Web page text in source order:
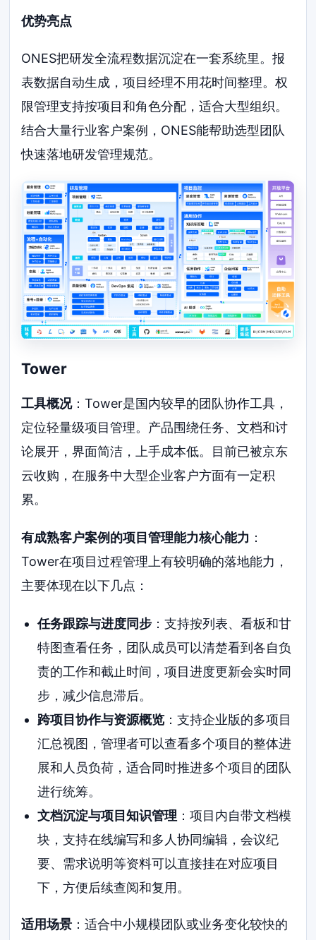
优势亮点
ONES把研发全流程数据沉淀在一套系统里。报
表数据自动生成，项目经理不用花时间整理。权
限管理支持按项目和角色分配，适合大型组织。
结合大量行业客户案例，ONES能帮助选型团队
快速落地研发管理规范。
Tower
工具概况：Tower是国内较早的团队协作工具，
定位轻量级项目管理。产品围绕任务、文档和讨
论展开，界面简洁，上手成本低。目前已被京东
云收购，在服务中大型企业客户方面有一定积
累。
有成熟客户案例的项目管理能力核心能力 ：
Tower在项目过程管理上有较明确的落地能力，
主要体现在以下几点：
任务跟踪与进度同步：支持按列表、看板和甘
特图查看任务，团队成员可以清楚看到各自负
责的工作和截止时间，项目进度更新会实时同
步，减少信息滞后。
跨项目协作与资源概览：支持企业版的多项目
汇总视图，管理者可以查看多个项目的整体进
展和人员负荷，适合同时推进多个项目的团队
进行统筹。
文档沉淀与项目知识管理 ：项目内自带文档模
块，支持在线编写和多人协同编辑，会议纪
要、需求说明等资料可以直接挂在对应项目
下，方便后续查阅和复用。
适用场景 ：适合中小规模团队或业务变化较快的